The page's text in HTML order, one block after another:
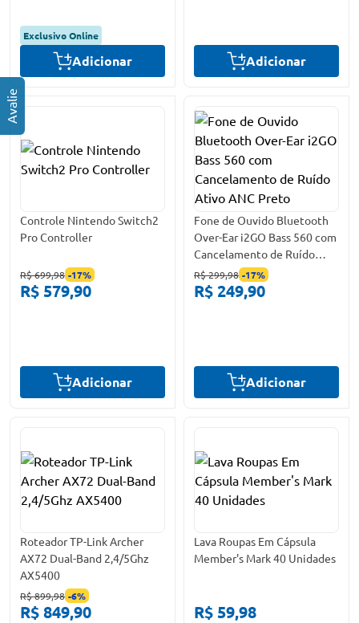
Exclusivo Online
Adicionar Adicionar
Controle Nintendo Switch2
Pro Controller
R$ 699,98 -17%
R$ 579,90
Adicionar
Fone de Ouvido Bluetooth
Over-Ear i2GO Bass 560 com
Cancelamento de Ruído
Ativo ANC Preto
R$ 299,98 -17%
R$ 249,90
Adicionar
Roteador TP-Link Archer
AX72 Dual-Band 2,4/5Ghz
AX5400
R$ 899,98 -6%
R$ 849,90
Lava Roupas Em Cápsula
Member's Mark 40 Unidades
R$ 59,98